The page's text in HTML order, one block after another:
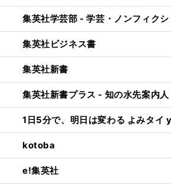
集英社学芸部 - 学芸・ノンフィクシ
集英社ビジネス書
集英社新書
集英社新書プラス - 知の水先案内人
1日5分で、明日は変わる よみタイ
kotoba
e!集英社